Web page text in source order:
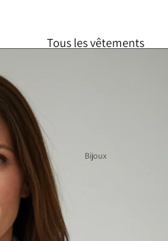
Tous les vêtements
Jupes
Vestes
Taille unique
SOLDES
Chèque cadeau
Bijoux